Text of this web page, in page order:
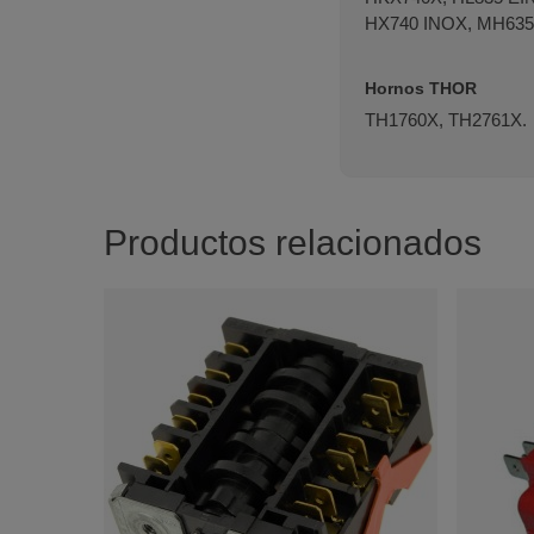
HX740 INOX,
Hornos THOR
TH1760X, TH2761X.
Productos relacionados